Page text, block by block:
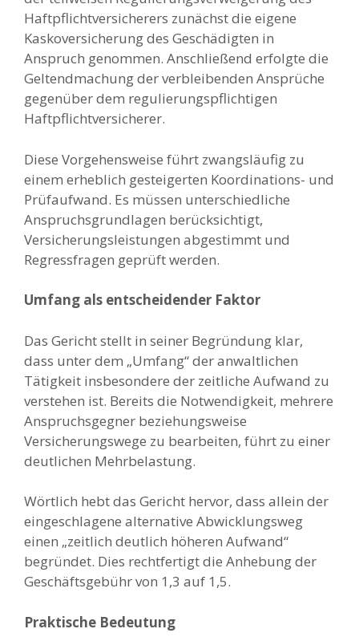
Haftpflichtversicherers zunächst die eigene
Kaskoversicherung des Geschädigten in
Anspruch genommen. Anschließend erfolgte die
Geltendmachung der verbleibenden Ansprüche
gegenüber dem regulierungspflichtigen
Haftpflichtversicherer.
Diese Vorgehensweise führt zwangsläufig zu
einem erheblich gesteigerten Koordinations- und
Prüfaufwand. Es müssen unterschiedliche
Anspruchsgrundlagen berücksichtigt,
Versicherungsleistungen abgestimmt und
Regressfragen geprüft werden.
Umfang als entscheidender Faktor
Das Gericht stellt in seiner Begründung klar,
dass unter dem „Umfang“ der anwaltlichen
Tätigkeit insbesondere der zeitliche Aufwand zu
verstehen ist. Bereits die Notwendigkeit, mehrere
Anspruchsgegner beziehungsweise
Versicherungswege zu bearbeiten, führt zu einer
deutlichen Mehrbelastung.
Wörtlich hebt das Gericht hervor, dass allein der
eingeschlagene alternative Abwicklungsweg
einen „zeitlich deutlich höheren Aufwand“
begründet. Dies rechtfertigt die Anhebung der
Geschäftsgebühr von 1,3 auf 1,5.
Praktische Bedeutung